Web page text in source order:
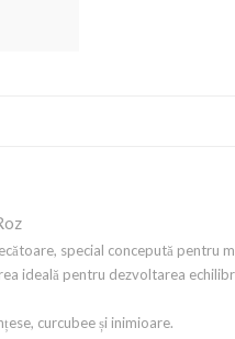
special concepută pentru
ideală pentru dezvoltarea
curcubee și inimioare.